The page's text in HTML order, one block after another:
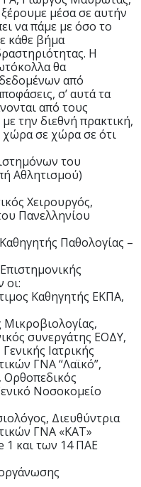
μέσα σε αυτήν
να πάμε με όσο το
κάθε βήμα
Η
θα
από
σ’ αυτά τα
από τους
την διεθνή πρακτική,
χώρα σε χώρα σε ότι
του
Αθλητισμού)
Χειρουργός,
Πανελληνίου
Παθολογίας –
οι:
Καθηγητής ΕΚΠΑ,
συνεργάτης ΕΟΔΥ,
Ιατρικής
ΓΝΑ “Λαϊκό”,
Νοσοκομείο
Διευθύντρια
ΓΝΑ «ΚΑΤ»
1 και των 14 ΠΑΕ